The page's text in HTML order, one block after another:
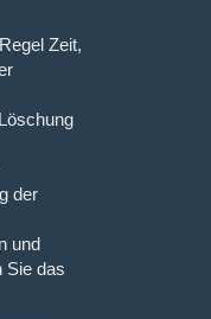
Zeit,
der
und
Sie das